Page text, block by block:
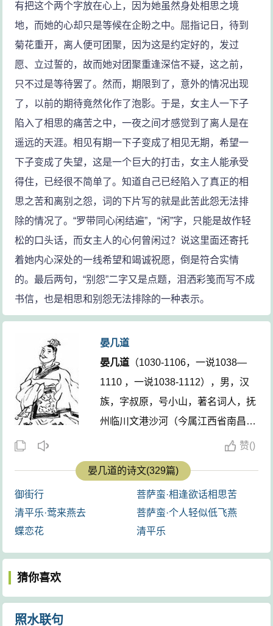
有把这个两个字放在心上，因为她虽然身处相思之境
地，而她的心却只是等候在企盼之中。屈指记日，待到
菊花重开，离人便可团聚，因为这是约定好的，发过
愿、立过誓的，故而她对团聚重逢深信不疑，这之前，
只不过是等待罢了。然而，期限到了，意外的情况出现
了，以前的期待竟然化作了泡影。于是，女主人一下子
陷入了相思的痛苦之中，一夜之间才感觉到了离人是在
遥远的天涯。相见有期一下子变成了相见无期，希望一
下子变成了失望，这是一个巨大的打击，女主人能承受
得住，已经很不简单了。知道自己已经陷入了真正的相
思之苦和离别之怨，词的下片写的就是此苦此怨无法排
除的情况了。“罗带同心闲结遍”，“闲”字，只能是故作轻
松的口头话，而女主人的心何曾闲过？说这里面还寄托
着她内心深处的一线希望和竭诚祝愿，倒是符合实情
的。最后两句，“别怨”二字又是点题，泪洒彩笺而写不成
书信，也是相思和别怨无法排除的一种表示。
晏几道
晏几道 （1030-1106，一说1038—
1110 ，一说1038-1112），男，汉
族，字叔原，号小山，著名词人，抚
州临川文港沙河（今属江西省南昌市
进贤县）人。晏殊第七子。历任颍昌
府许田镇监、乾宁军通判、开封府判
官等。性孤傲，晚年家境中落。词风
哀感缠绵、清壮顿挫。一般讲到北宋
词人时，称晏殊为大晏，称晏几道
小晏。《雪浪斋日记》云：“晏叔原
工小词，不愧六朝宫掖体。”如《鹧
桃花扇底风”等等词句，备受人们的
赞()
晏几道的诗文(329篇)
御街行
菩萨蛮·相逢欲话相思苦
清平乐·莺来燕去
菩萨蛮·个人轻似低飞燕
蝶恋花
清平乐
猜你喜欢
照水联句